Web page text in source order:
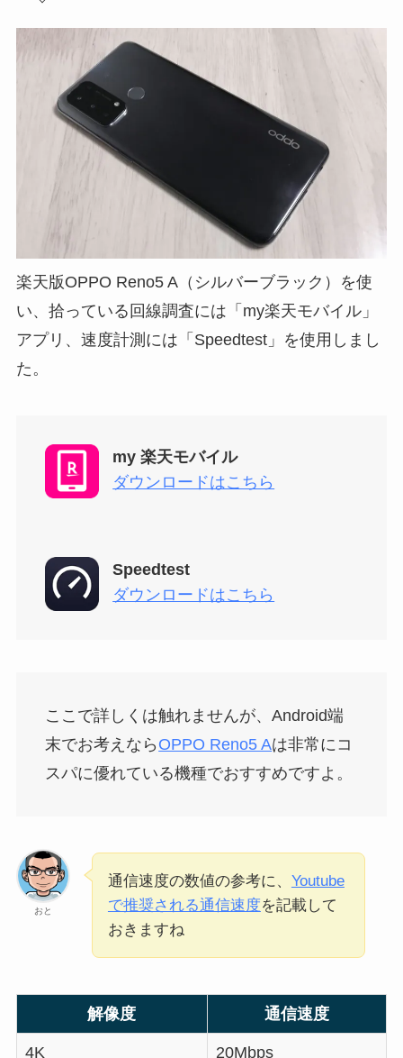
楽天版OPPO Reno5 A（シルバーブラック）を使
い、拾っている回線調査には「my楽天モバイル」
アプリ、速度計測には「Speedtest」を使用しまし
た。
my 楽天モバイル
ダウンロードはこちら
Speedtest
ダウンロードはこちら
ここで詳しくは触れませんが、Android端
末でお考えなら OPPO Reno5 Aは非常にコ
スパに優れている機種でおすすめですよ。
おと
通信速度の数値の参考に、 Youtube
で推奨される通信速度を記載して
おきますね
解像度 通信速度
4K 20Mbps